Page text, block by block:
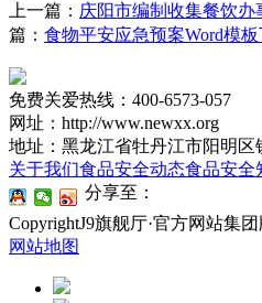
上一篇： 庆阳市编制收集餐饮
篇： 食物平安应急预案Word模板
免费关爱热线：400-6573-057
网址：http://www.newxx.org
地址：黑龙江省牡丹江市阳明区
关于我们食品安全动态食品安全
分享至：
CopyrightJ9旗舰厅·官方网站集
网站地图